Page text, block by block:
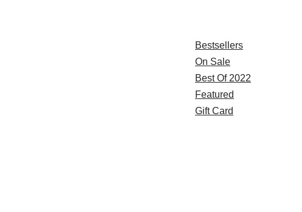
Bestsellers
On Sale
Best Of 2022
Featured
Gift Card